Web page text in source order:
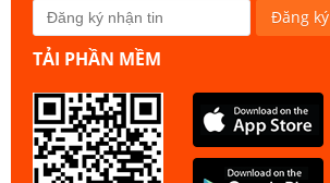
TẢI PHẦN MỀM